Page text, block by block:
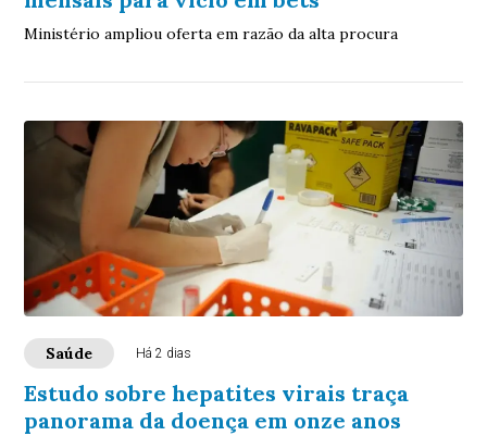
Ministério ampliou oferta em razão da alta procura
Saúde Há 2 dias
Estudo sobre hepatites virais traça
panorama da doença em onze anos